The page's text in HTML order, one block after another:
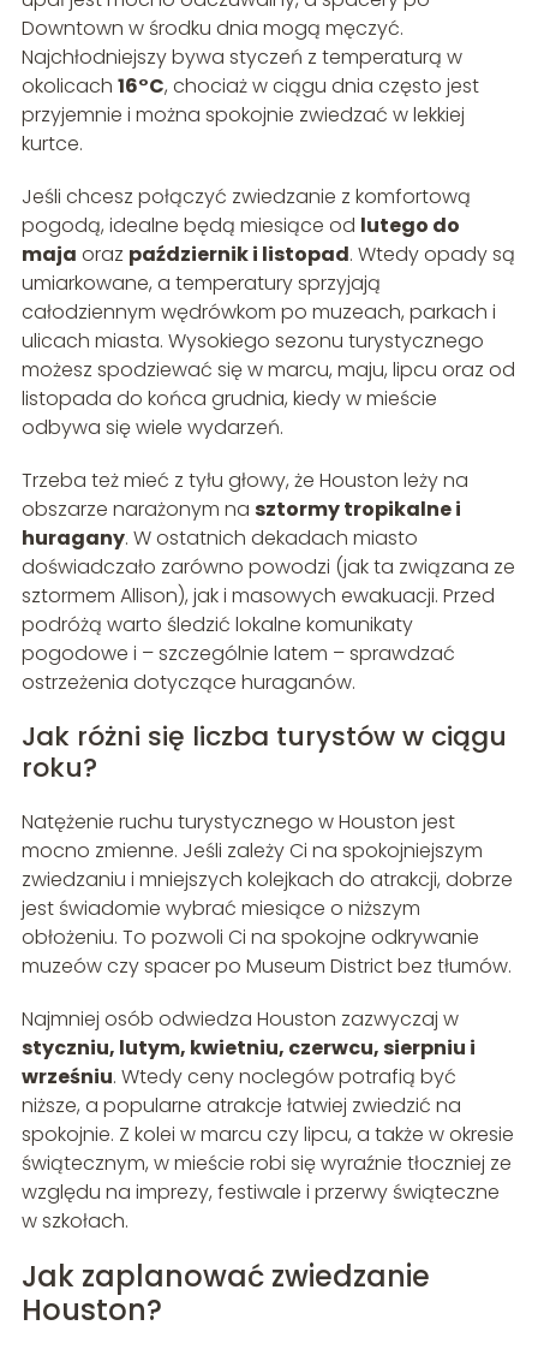
Downtown w środku dnia mogą męczyć.
Najchłodniejszy bywa styczeń z temperaturą w
okolicach 16°C, chociaż w ciągu dnia często jest
przyjemnie i można spokojnie zwiedzać w lekkiej
kurtce.
Jeśli chcesz połączyć zwiedzanie z komfortową
pogodą, idealne będą miesiące od lutego do
maja oraz październik i listopad. Wtedy opady są
umiarkowane, a temperatury sprzyjają
całodziennym wędrówkom po muzeach, parkach i
ulicach miasta. Wysokiego sezonu turystycznego
możesz spodziewać się w marcu, maju, lipcu oraz od
listopada do końca grudnia, kiedy w mieście
odbywa się wiele wydarzeń.
Trzeba też mieć z tyłu głowy, że Houston leży na
obszarze narażonym na sztormy tropikalne i
huragany. W ostatnich dekadach miasto
doświadczało zarówno powodzi (jak ta związana ze
sztormem Allison), jak i masowych ewakuacji. Przed
podróżą warto śledzić lokalne komunikaty
pogodowe i – szczególnie latem – sprawdzać
ostrzeżenia dotyczące huraganów.
Jak różni się liczba turystów w ciągu
roku?
Natężenie ruchu turystycznego w Houston jest
mocno zmienne. Jeśli zależy Ci na spokojniejszym
zwiedzaniu i mniejszych kolejkach do atrakcji, dobrze
jest świadomie wybrać miesiące o niższym
obłożeniu. To pozwoli Ci na spokojne odkrywanie
muzeów czy spacer po Museum District bez tłumów.
Najmniej osób odwiedza Houston zazwyczaj w
styczniu, lutym, kwietniu, czerwcu, sierpniu i
wrześniu. Wtedy ceny noclegów potrafią być
niższe, a popularne atrakcje łatwiej zwiedzić na
spokojnie. Z kolei w marcu czy lipcu, a także w okresie
świątecznym, w mieście robi się wyraźnie tłoczniej ze
względu na imprezy, festiwale i przerwy świąteczne
w szkołach.
Jak zaplanować zwiedzanie
Houston?